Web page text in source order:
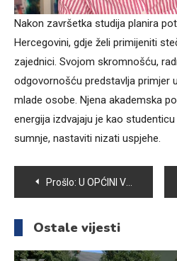
Nakon završetka studija planira
Hercegovini, gdje želi primijeniti
zajednici. Svojom skromnošću,
odgovornošću predstavlja primjer
mlade osobe. Njena akademska
energija izdvajaju je kao
sumnje, nastaviti nizati uspjehe.
Navigacija
članaka
Prošlo: U OPĆINI VOGOŠĆA POTPISANI UGOVORI O STIPENDIRANJU UČENIKA
Ostale vijesti